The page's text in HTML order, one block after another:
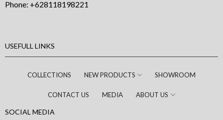
Phone: +628118198221
USEFULL LINKS
COLLECTIONS NEW PRODUCTS SHOWROOM
CONTACT US MEDIA ABOUT US
SOCIAL MEDIA